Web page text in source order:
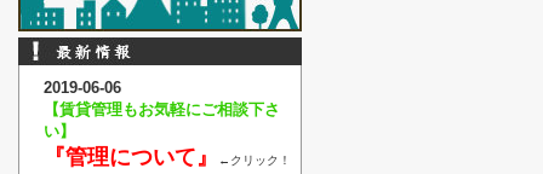
2019-06-06
【賃貸管理もお気軽にご相談下さ
い】
『管理について』 ←クリック！